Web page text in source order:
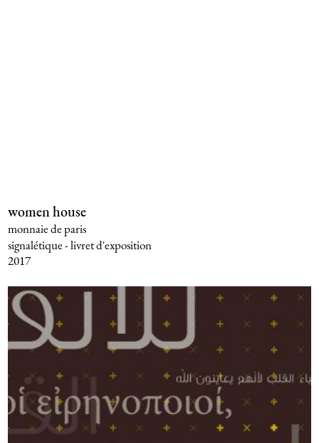
women house
monnaie de paris
signalétique - livret d'exposition
2017